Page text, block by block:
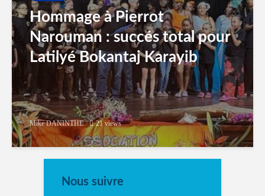
Hommage à Pierrot
Narouman : succés total pour
Latilyé Bokantaj Karayib
Mike DANINTHE 21 views
Nous suivre